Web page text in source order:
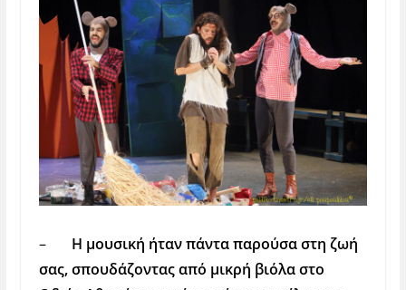
–
Η μουσική ήταν πάντα παρούσα στη ζωή
σας, σπουδάζοντας από μικρή βιόλα στο